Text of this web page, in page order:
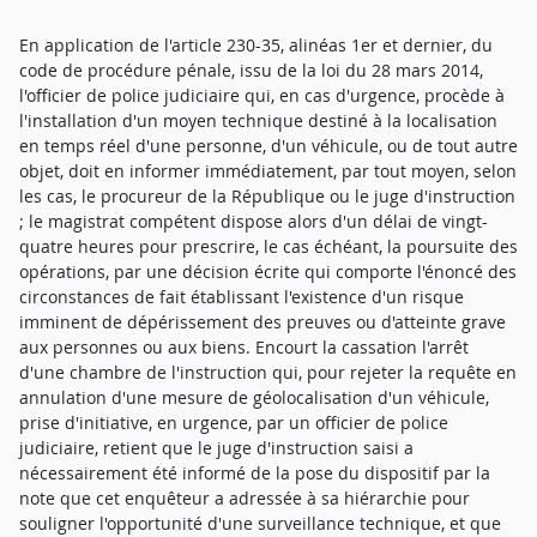
En application de l'article 230-35, alinéas 1er et dernier, du
code de procédure pénale, issu de la loi du 28 mars 2014,
l'officier de police judiciaire qui, en cas d'urgence, procède à
l'installation d'un moyen technique destiné à la localisation
en temps réel d'une personne, d'un véhicule, ou de tout autre
objet, doit en informer immédiatement, par tout moyen, selon
les cas, le procureur de la République ou le juge d'instruction
; le magistrat compétent dispose alors d'un délai de vingt-
quatre heures pour prescrire, le cas échéant, la poursuite des
opérations, par une décision écrite qui comporte l'énoncé des
circonstances de fait établissant l'existence d'un risque
imminent de dépérissement des preuves ou d'atteinte grave
aux personnes ou aux biens. Encourt la cassation l'arrêt
d'une chambre de l'instruction qui, pour rejeter la requête en
annulation d'une mesure de géolocalisation d'un véhicule,
prise d'initiative, en urgence, par un officier de police
judiciaire, retient que le juge d'instruction saisi a
nécessairement été informé de la pose du dispositif par la
note que cet enquêteur a adressée à sa hiérarchie pour
souligner l'opportunité d'une surveillance technique, et que